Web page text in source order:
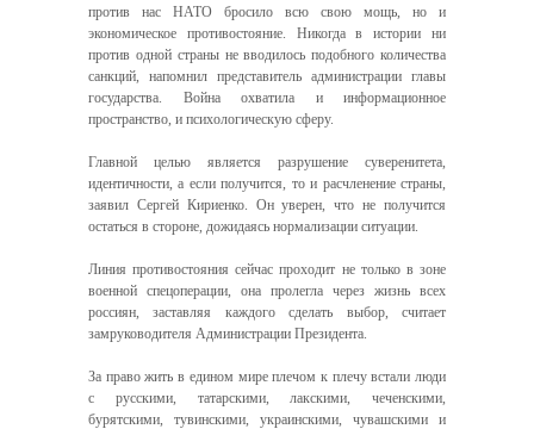
против нас НАТО бросило всю свою мощь, но и
экономическое противостояние. Никогда в истории ни
против одной страны не вводилось подобного количества
санкций, напомнил представитель администрации главы
государства. Война охватила и информационное
пространство, и психологическую сферу.
Главной целью является разрушение суверенитета,
идентичности, а если получится, то и расчленение страны,
заявил Сергей Кириенко. Он уверен, что не получится
остаться в стороне, дожидаясь нормализации ситуации.
Линия противостояния сейчас проходит не только в зоне
военной спецоперации, она пролегла через жизнь всех
россиян, заставляя каждого сделать выбор, считает
замруководителя Администрации Президента.
За право жить в едином мире плечом к плечу встали люди
с русскими, татарскими, лакскими, чеченскими,
бурятскими, тувинскими, украинскими, чувашскими и